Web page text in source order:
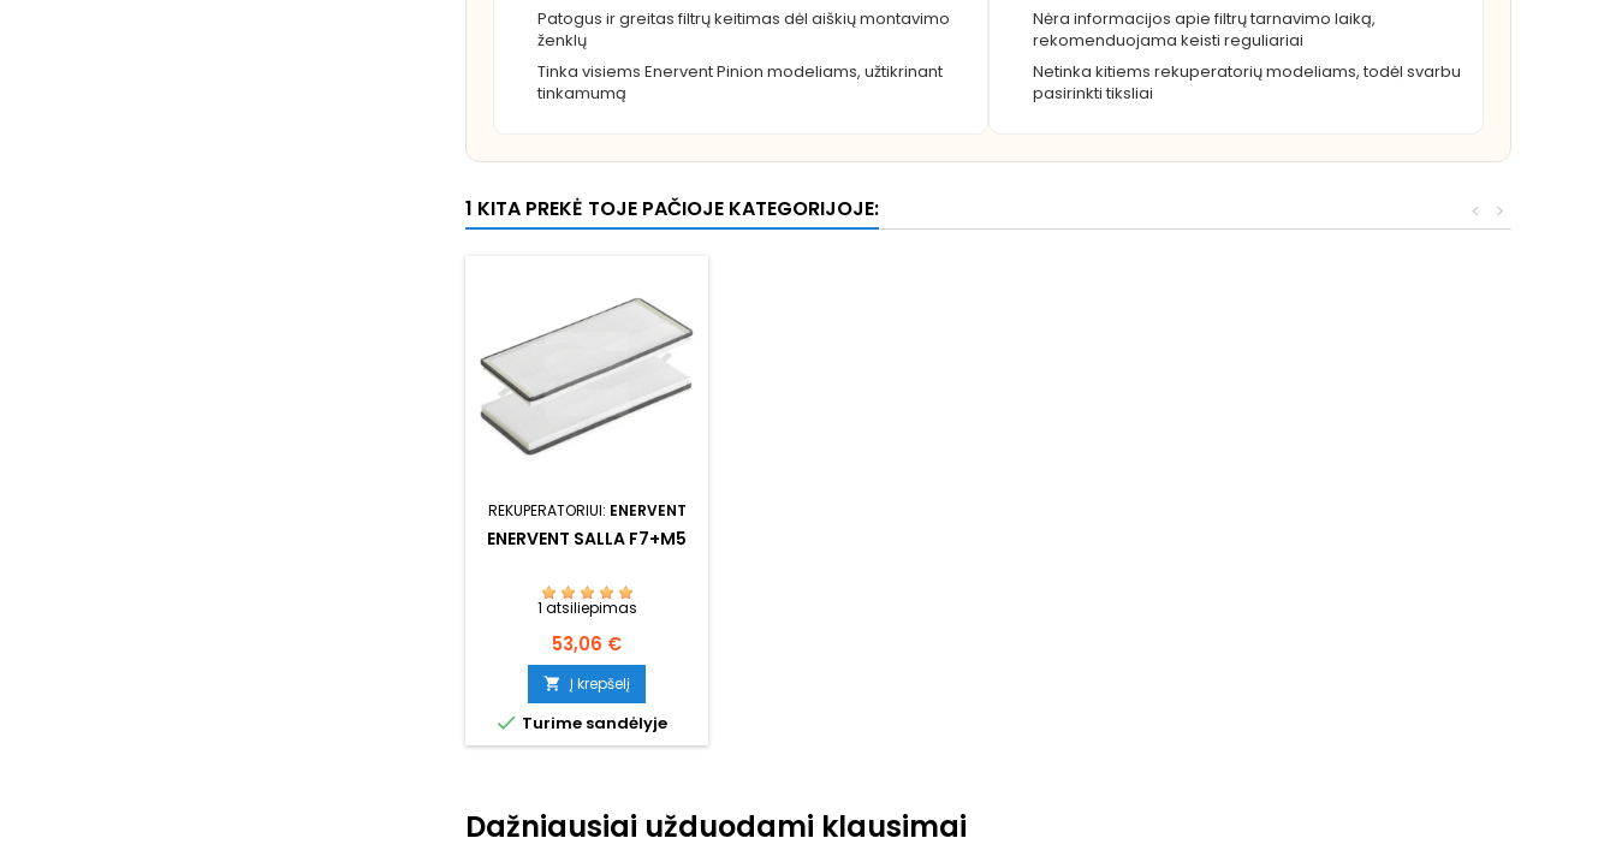
Patogus ir greitas filtrų keitimas dėl aiškių montavimo
ženklų
Tinka visiems Enervent Pinion modeliams, užtikrinant
tinkamumą
Nėra informacijos apie filtrų tarnavimo laiką,
rekomenduojama keisti reguliariai
Netinka kitiems rekuperatorių modeliams, todėl svarbu
pasirinkti tiksliai
1 KITA PREKĖ TOJE PAČIOJE KATEGORIJOJE: >
<
REKUPERATORIUI: ENERVENT
ENERVENT SALLA F7+M5
1 atsiliepimas
Kaina
53,06 €
 Į krepšelį
 Turime sandėlyje
Dažniausiai užduodami klausimai